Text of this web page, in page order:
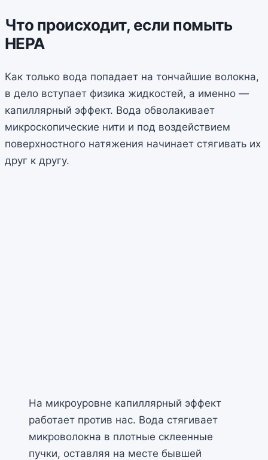
Что происходит, если помыть
HEPA
Как только вода попадает на тончайшие волокна,
в дело вступает физика жидкостей, а именно —
капиллярный эффект. Вода обволакивает
микроскопические нити и под воздействием
поверхностного натяжения начинает стягивать их
друг к другу.
На микроуровне капиллярный эффект
работает против нас. Вода стягивает
микроволокна в плотные склеенные
пучки, оставляя на месте бывшей